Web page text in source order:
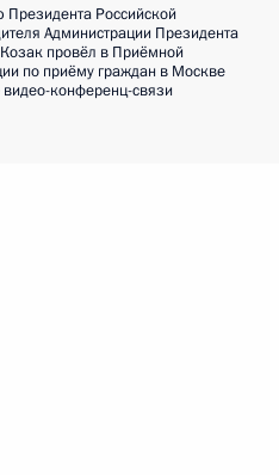
Российской
Администрации Президента
провёл в Приёмной
по приёму граждан в Москве
конференц-связи